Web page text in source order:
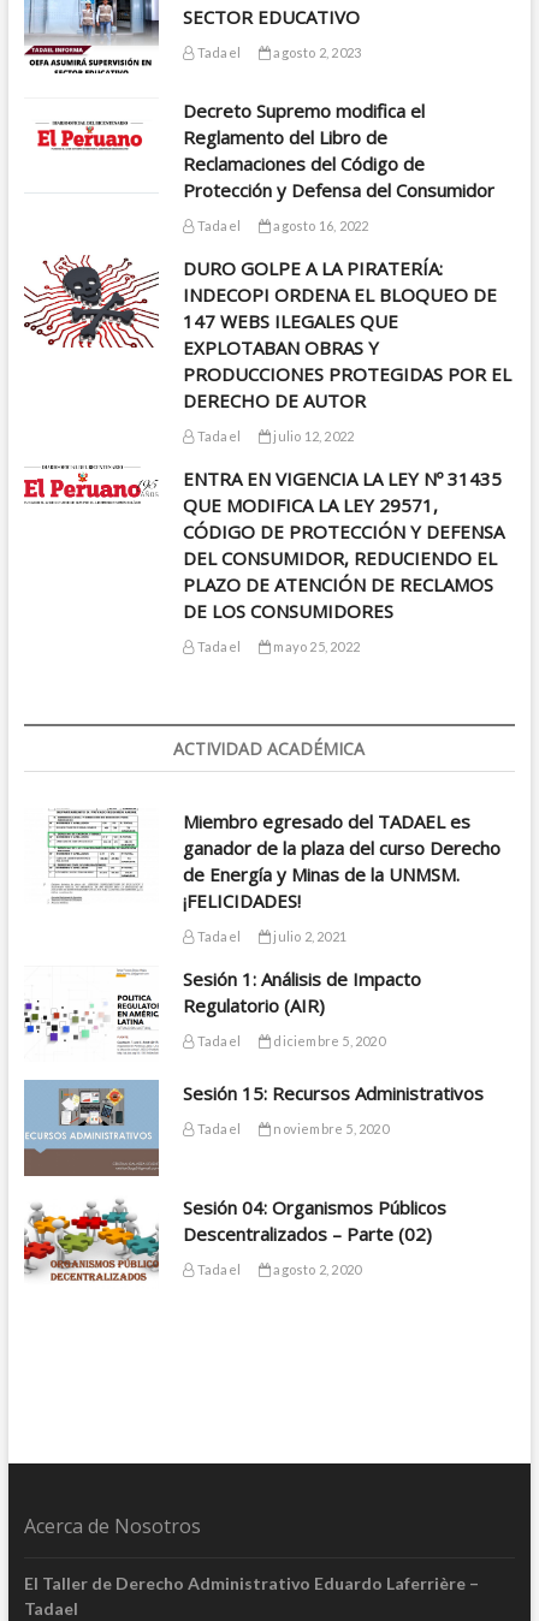
SECTOR EDUCATIVO
Tadael agosto 2, 2023
Decreto Supremo modifica el
Reglamento del Libro de
Reclamaciones del Código de
Protección y Defensa del Consumidor
Tadael agosto 16, 2022
DURO GOLPE A LA PIRATERÍA:
INDECOPI ORDENA EL BLOQUEO DE
147 WEBS ILEGALES QUE
EXPLOTABAN OBRAS Y
PRODUCCIONES PROTEGIDAS POR EL
DERECHO DE AUTOR
Tadael julio 12, 2022
ENTRA EN VIGENCIA LA LEY Nº 31435
QUE MODIFICA LA LEY 29571,
CÓDIGO DE PROTECCIÓN Y DEFENSA
DEL CONSUMIDOR, REDUCIENDO EL
PLAZO DE ATENCIÓN DE RECLAMOS
DE LOS CONSUMIDORES
Tadael mayo 25, 2022
ACTIVIDAD ACADÉMICA
Miembro egresado del TADAEL es
ganador de la plaza del curso Derecho
de Energía y Minas de la UNMSM.
¡FELICIDADES!
Tadael julio 2, 2021
Sesión 1: Análisis de Impacto
Regulatorio (AIR)
Tadael diciembre 5, 2020
Sesión 15: Recursos Administrativos
Tadael noviembre 5, 2020
Sesión 04: Organismos Públicos
Descentralizados – Parte (02)
Tadael agosto 2, 2020
Acerca de Nosotros
El Taller de Derecho Administrativo Eduardo Laferrière –
Tadael